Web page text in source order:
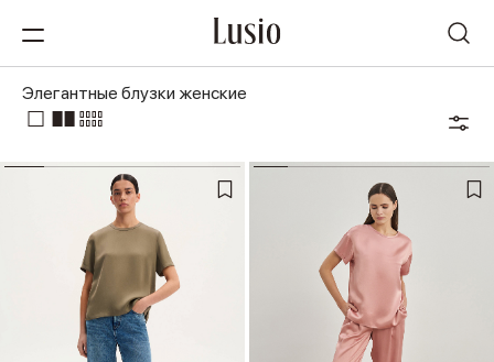
Элегантные блузки женские